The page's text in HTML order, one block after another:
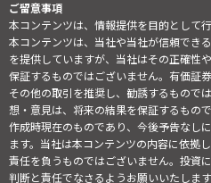
ご留意事項
本コンテンツは、情報提供を目的として行
本コンテンツは、当社や当社が信頼でき
を提供していますが、当社はその正確性
保証するものではございません。有価証
その他の取引を推奨し、勧誘するもので
想・意見は、将来の結果を保証するもの
作成時現在のものであり、今後予告なし
ます。当社は本コンテンツの内容に依拠
責任を負うものではございません。投資
判断と責任でなさるようお願いいたします